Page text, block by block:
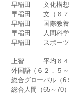
早稲田　　文化構
早稲田　　文（６７
早稲田　　国際教養
早稲田　　人間科
早稲田　　スポーツ
上智　　　平均６
外国語（６２．５～
総合グローバル（6
総合人間（65～70）